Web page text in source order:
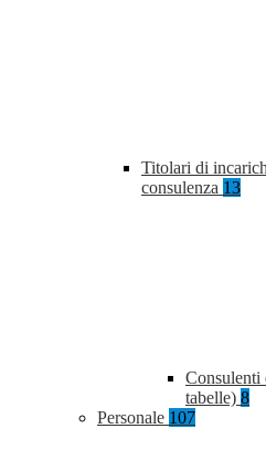
Titolari di
consulenza 13
Consulenti
tabelle) 8
Personale 107